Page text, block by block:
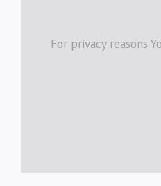
For privacy reasons